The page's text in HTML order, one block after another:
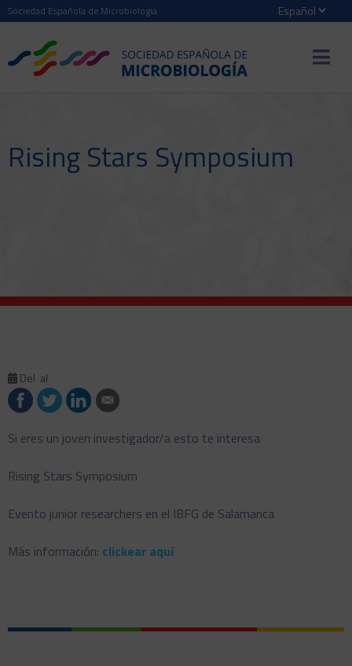
Sociedad Española de Microbiología
Rising Stars Symposium
Del al
Si eres un joven investigador/a esto te interesa
Rising Stars Symposium
Evento junior researchers en el IBFG de Salamanca
Más información: clickear aquí